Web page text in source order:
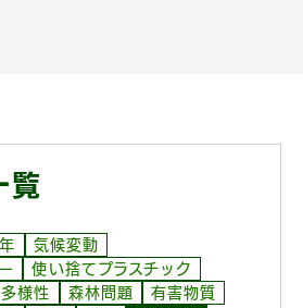
覧
気候変動
使い捨てプラスチック
様性 森林問題
有害物質